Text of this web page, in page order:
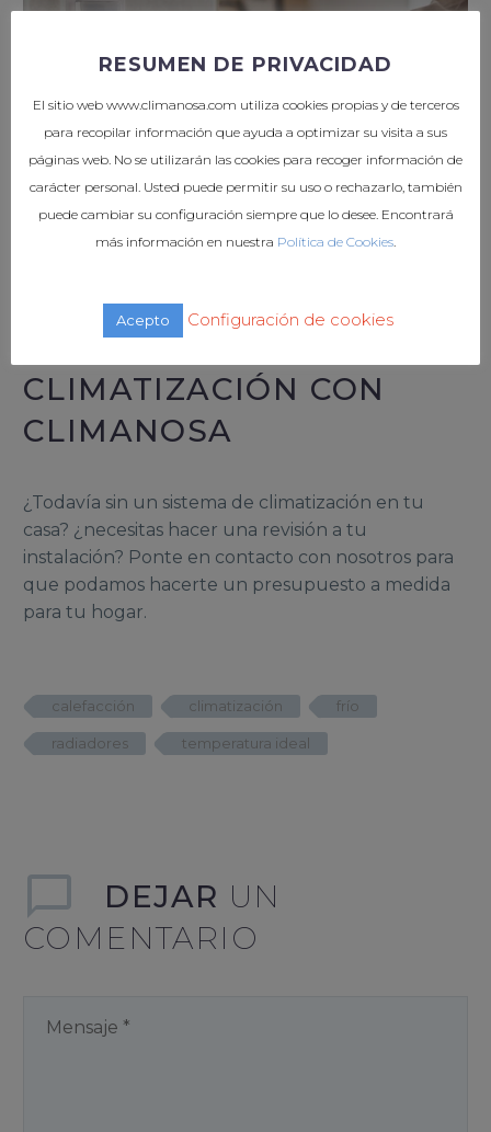
Además de tener en cuenta estos factores, otro
aspecto importante es la humedad, otro indicador
SISTEMAS DE
CLIMATIZACIÓN CON
CLIMANOSA
¿Todavía sin un sistema de climatización en tu
casa? ¿necesitas hacer una revisión a tu
instalación? Ponte en contacto con nosotros para
que podamos hacerte un presupuesto a medida
para tu hogar.
calefacción climatización frío
radiadores temperatura ideal
DEJAR UN
COMENTARIO
RESUMEN DE PRIVACIDAD
El sitio web www.climanosa.com utiliza cookies propias y de terceros
para recopilar información que ayuda a optimizar su visita a sus
páginas web. No se utilizarán las cookies para recoger información de
carácter personal. Usted puede permitir su uso o rechazarlo, también
puede cambiar su configuración siempre que lo desee. Encontrará
más información en nuestra Política de Cookies
Acepto Configuración de cookies